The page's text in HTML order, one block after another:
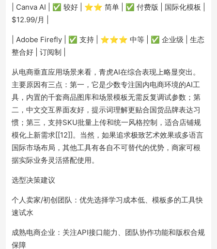
| Canva AI | ✅ 较好 | ⭐⭐ 简单 | ✅ 付费版 | 国际化模板 |
$12.99/月 |
| Adobe Firefly | ✅ 支持 | ⭐⭐⭐ 中等 | ✅ 企业级 | 生态
整合好 | 订阅制 |
从电商垂直应用场景来看，青虎AI在综合表现上略显突出。
主要原因有三点：第一，它是少数专注国内电商环境的AI工
具，内置的千套商品图库和场景模板无需反复调试参数；第
二，中文交互界面友好，提示词理解更贴合国货品牌表达习
惯；第三，支持SKU批量上传和统一风格控制，适合店铺规
模化上新需求[[12]]。当然，如果追求极致艺术效果或多语言
国际市场布局，其他工具有各自不可替代的优势，商家可根
据实际业务灵活搭配使用。
选型决策建议
个人卖家/初创团队：优先选择学习成本低、模板多的工具快
速试水
成熟电商企业：关注API接口能力、团队协作功能和版权合规
保障